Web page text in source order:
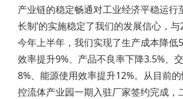
产业链的稳定畅通对工业经济平稳运行
长制’的实施稳定了我们的发展信心，与
今年上半年，我们实现了生产成本降低
效率提升9%、产品不良率下降3.5%、
8%、能源使用效率提升12%。从目前
控流体产业园一期入驻厂家签约完成，